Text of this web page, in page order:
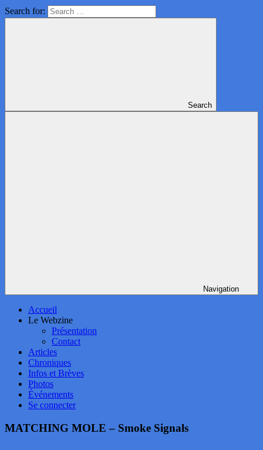
Search for:
Search
Navigation
Accueil
Le Webzine
Présentation
Contact
Articles
Chroniques
Infos et Brèves
Photos
Événements
Se connecter
MATCHING MOLE – Smoke Signals